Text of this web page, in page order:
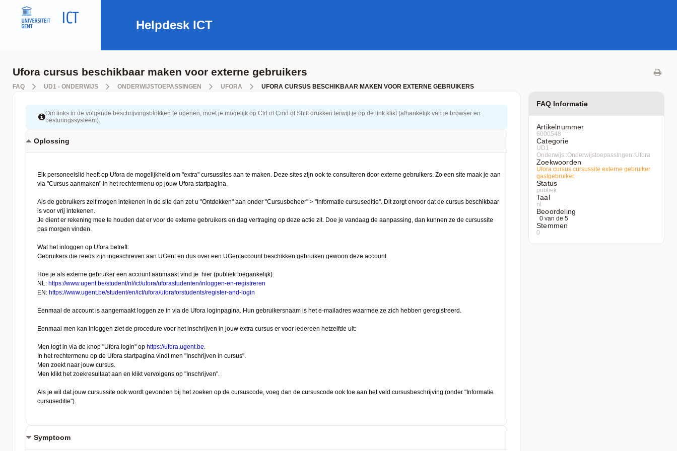
Helpdesk ICT
Ufora cursus beschikbaar maken voor externe gebruikers
FAQ UD1 - ONDERWIJS ONDERWIJSTOEPASSINGEN UFORA UFORA CURSUS BESCHIKBAAR MAKEN VOOR EXTERNE GEBRUIKERS
FAQ Informatie
Artikelnummer
6000548
Categorie
UD1 -
Onderwijs::Onderwijstoepassingen::Ufora
Zoekwoorden
Ufora cursus cursussite externe gebruiker
gastgebruiker
Status
publiek
Taal
nl
Beoordeling
0 van de 5
Stemmen
0
Om links in de volgende beschrijvingsblokken te openen, moet je mogelijk op Ctrl of Cmd of Shift drukken terwijl je op de link klikt (afhankelijk van je browser en
besturingssysteem).
Oplossing
Symptoom